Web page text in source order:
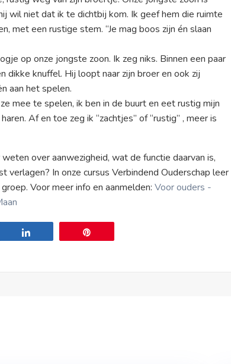
wil niet dat ik te dichtbij kom. Ik geef hem die ruimte
met een rustige stem. “Je mag boos zijn én slaan
op onze jongste zoon. Ik zeg niks. Binnen een paar
dikke knuffel. Hij loopt naar zijn broer en ook zij
aan het spelen.
mee te spelen, ik ben in de buurt en eet rustig mijn
Af en toe zeg ik “zachtjes” of “rustig” , meer is
over aanwezigheid, wat de functie daarvan is,
In onze cursus Verbindend Ouderschap leer
Voor meer info en aanmelden:Voor ouders -